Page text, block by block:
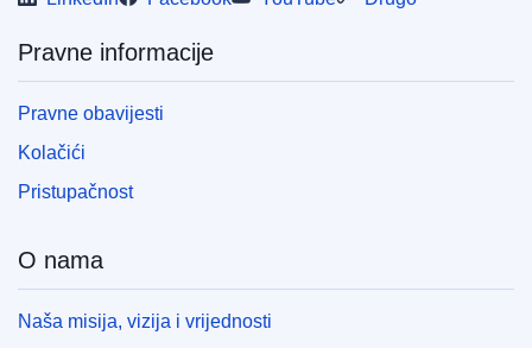
Pravne informacije
Pravne obavijesti
Kolačići
Pristupačnost
O nama
Naša misija, vizija i vrijednosti